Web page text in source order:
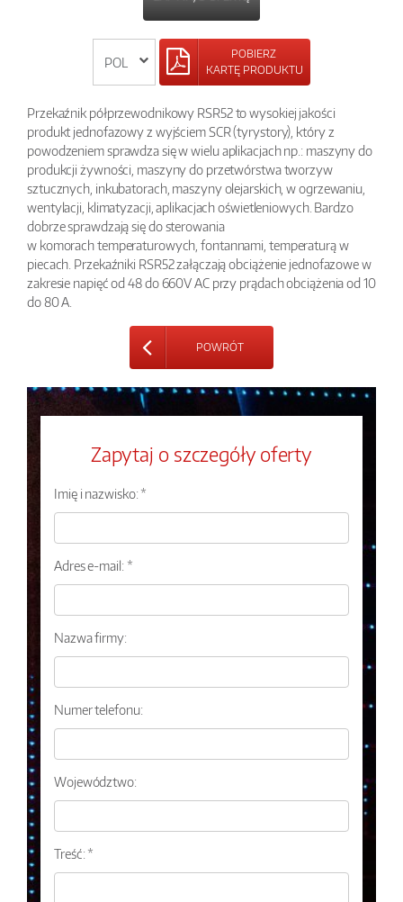
POBIERZ
KARTĘ PRODUKTU
Przekaźnik półprzewodnikowy RSR52 to wysokiej jakości
produkt jednofazowy z wyjściem SCR (tyrystory), który z
powodzeniem sprawdza się w wielu aplikacjach np.: maszyny do
produkcji żywności, maszyny do przetwórstwa tworzyw
sztucznych, inkubatorach, maszyny olejarskich, w ogrzewaniu,
wentylacji, klimatyzacji, aplikacjach oświetleniowych. Bardzo
dobrze sprawdzają się do sterowania
w komorach temperaturowych, fontannami, temperaturą w
piecach. Przekaźniki RSR52 załączają obciążenie jednofazowe w
zakresie napięć od 48 do 660V AC przy prądach obciążenia od 10
do 80 A.
POWRÓT
Zapytaj o szczegóły oferty
Imię i nazwisko: *
Adres e-mail: *
Nazwa firmy:
Numer telefonu:
Województwo:
Treść: *